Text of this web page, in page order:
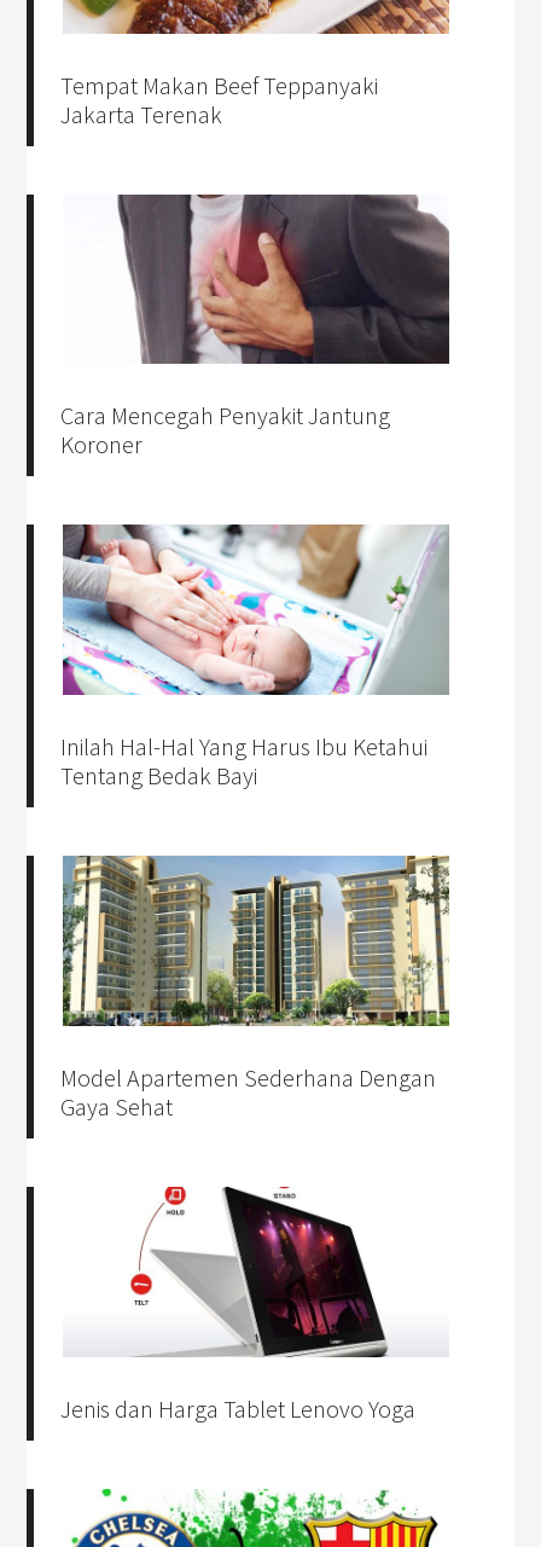
Tempat Makan Beef Teppanyaki
Jakarta Terenak
Cara Mencegah Penyakit Jantung
Koroner
Inilah Hal-Hal Yang Harus Ibu Ketahui
Tentang Bedak Bayi
Model Apartemen Sederhana Dengan
Gaya Sehat
Jenis dan Harga Tablet Lenovo Yoga